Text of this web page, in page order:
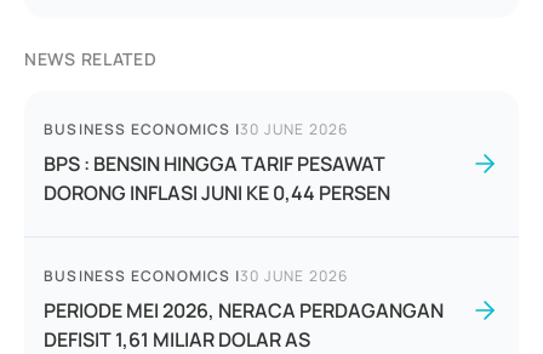
NEWS RELATED
BUSINESS ECONOMICS |30 JUNE 2026
BPS : BENSIN HINGGA TARIF PESAWAT
DORONG INFLASI JUNI KE 0,44 PERSEN
BUSINESS ECONOMICS |30 JUNE 2026
PERIODE MEI 2026, NERACA PERDAGANGAN
DEFISIT 1,61 MILIAR DOLAR AS